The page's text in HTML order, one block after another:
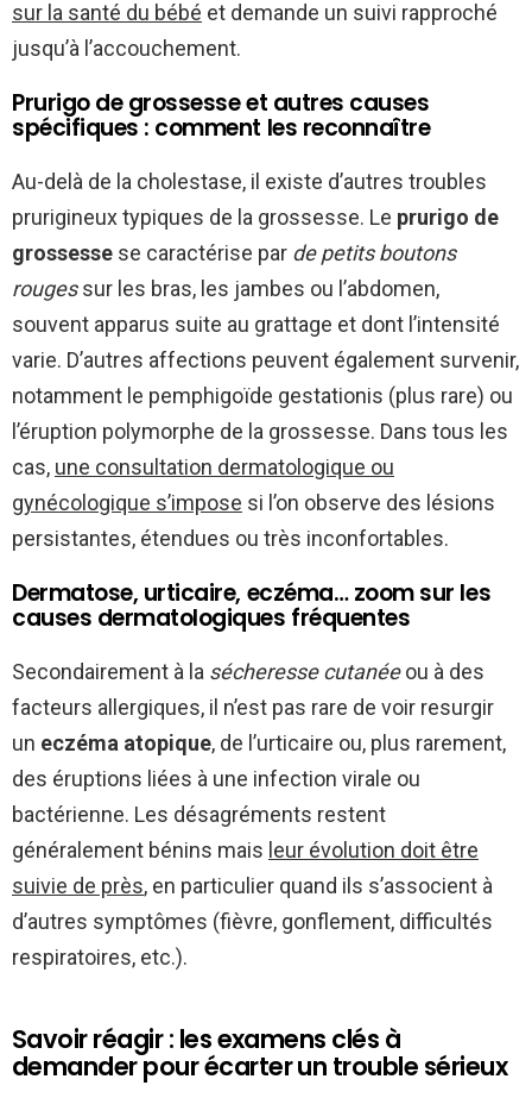
sur la santé du bébé et demande un suivi rapproché
jusqu’à l’accouchement.
Prurigo de grossesse et autres causes
spécifiques : comment les reconnaître
Au-delà de la cholestase, il existe d’autres troubles
prurigineux typiques de la grossesse. Le prurigo de
grossesse se caractérise par de petits boutons
rougessur les bras, les jambes ou l’abdomen,
souvent apparus suite au grattage et dont l’intensité
varie. D’autres affections peuvent également survenir,
notamment le pemphigoïde gestationis (plus rare) ou
l’éruption polymorphe de la grossesse. Dans tous les
cas, une consultation dermatologique ou
gynécologique s’impose si l’on observe des lésions
persistantes, étendues ou très inconfortables.
Dermatose, urticaire, eczéma… zoom sur les
causes dermatologiques fréquentes
Secondairement à la sécheresse cutanéeou à des
facteurs allergiques, il n’est pas rare de voir resurgir
un eczéma atopique, de l’urticaire ou, plus rarement,
des éruptions liées à une infection virale ou
bactérienne. Les désagréments restent
généralement bénins mais leur évolution doit être
suivie de près, en particulier quand ils s’associent à
d’autres symptômes (fièvre, gonflement, difficultés
respiratoires, etc.).
Savoir réagir : les examens clés à
demander pour écarter un trouble sérieux